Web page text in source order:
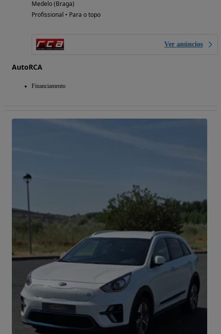
Medelo (Braga)
Profissional • Para o topo
Ver anúncios
AutoRCA
Financiamento